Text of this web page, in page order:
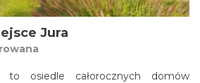
Jura
to osiedle całorocznych domów